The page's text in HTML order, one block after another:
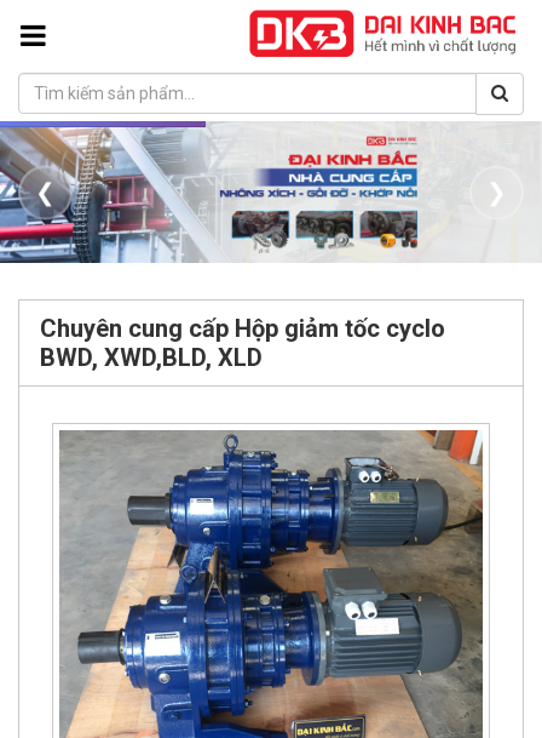
❮ ❯
Chuyên cung cấp Hộp giảm tốc cyclo
BWD, XWD,BLD, XLD